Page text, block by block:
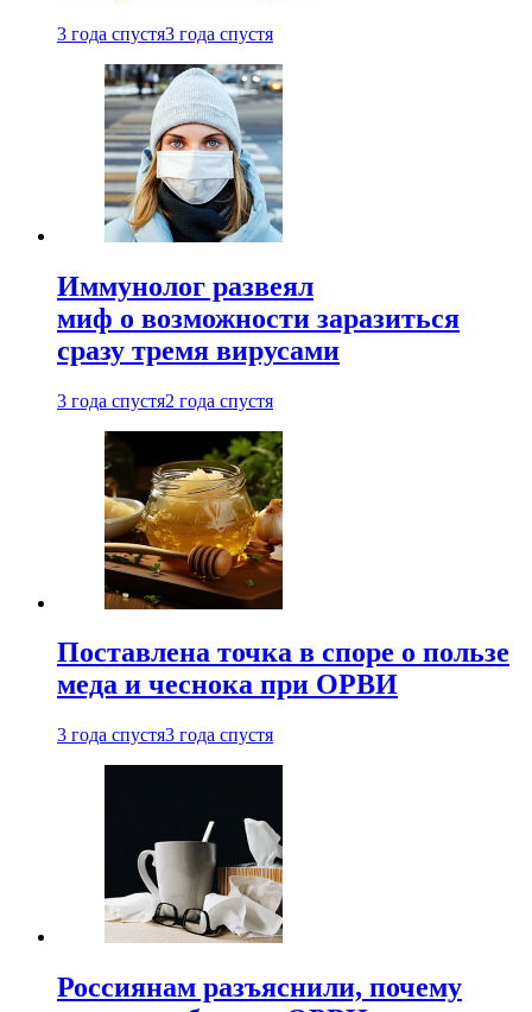
3 года спустя3 года спустя
Иммунолог развеял
миф о возможности заразиться
сразу тремя вирусами
3 года спустя2 года спустя
Поставлена точка в споре о пользе
меда и чеснока при ОРВИ
3 года спустя3 года спустя
Россиянам разъяснили, почему